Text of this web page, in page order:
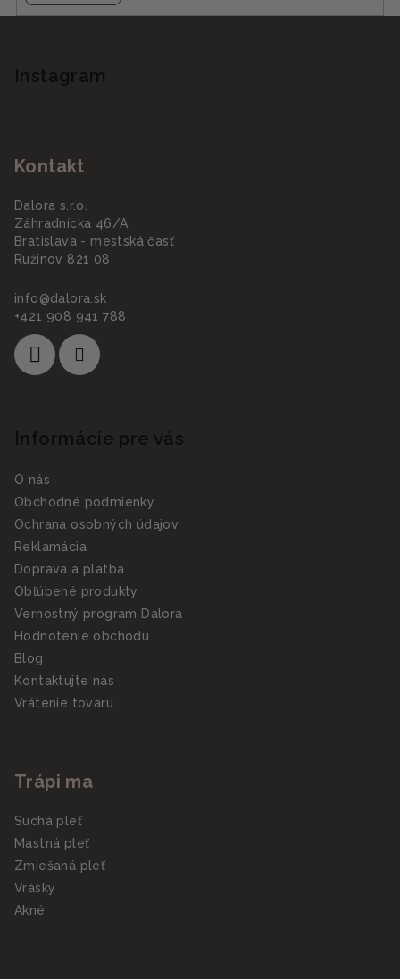
Instagram
Kontakt
Dalora s.r.o.
Záhradnícka 46/A
Bratislava - mestská časť
Ružinov 821 08
info@dalora.sk
+421 908 941 788
Informácie pre vás
O nás
Obchodné podmienky
Ochrana osobných údajov
Reklamácia
Doprava a platba
Obľúbené produkty
Vernostný program Dalora
Hodnotenie obchodu
Blog
Kontaktujte nás
Vrátenie tovaru
Trápi ma
Suchá pleť
Mastná pleť
Zmiešaná pleť
Vrásky
Akné